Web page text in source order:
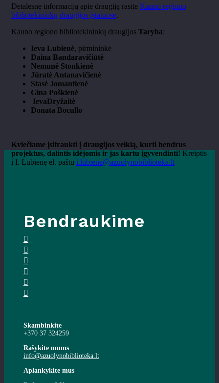
Detalesnę informaciją apie draugiją rasite Kauno regiono
bibliotekininkų draugijos įstatuose.
Kauno regiono bibliotekininkų draugijos Taryba:
Ieva Lubienė, pirmininkė
Daina Bandaravičiūtė
Nemunė Stonkienė
Jūratė Antanavičienė
Stasė Jomantienė
Gina Poškienė
IevaDryžaitė
Donata Bocullo
Kviečiame įsitraukti į draugijos veiklą, kurti bendrus
projektus, dalintis idėjomis ir jas kartu įgyvendinti! Kreiptis
į I. Lubienę el. paštu i.lubiene@azuolynobiblioteka.lt
Bendraukime
Skambinkite
+370 37 324259
Rašykite mums
info@azuolynobiblioteka.lt
Aplankykite mus